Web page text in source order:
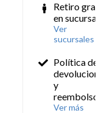
Retiro gratis
en sucursales
Ver
sucursales
Política de
devoluciones
y
reembolsos
Ver más